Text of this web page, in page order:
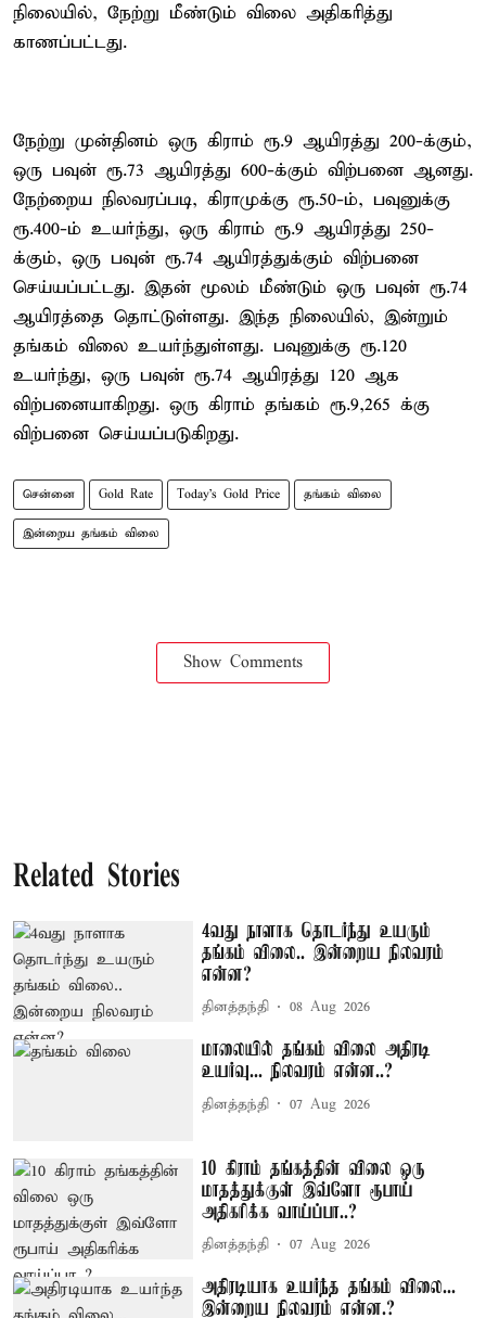
நிலையில், நேற்று மீண்டும் விலை அதிகரித்து
காணப்பட்டது.
நேற்று முன்தினம் ஒரு கிராம் ரூ.9 ஆயிரத்து 200-க்கும்,
ஒரு பவுன் ரூ.73 ஆயிரத்து 600-க்கும் விற்பனை ஆனது.
நேற்றைய நிலவரப்படி, கிராமுக்கு ரூ.50-ம், பவுனுக்கு
ரூ.400-ம் உயர்ந்து, ஒரு கிராம் ரூ.9 ஆயிரத்து 250-
க்கும், ஒரு பவுன் ரூ.74 ஆயிரத்துக்கும் விற்பனை
செய்யப்பட்டது. இதன் மூலம் மீண்டும் ஒரு பவுன் ரூ.74
ஆயிரத்தை தொட்டுள்ளது. இந்த நிலையில், இன்றும்
தங்கம் விலை உயர்ந்துள்ளது. பவுனுக்கு ரூ.120
உயர்ந்து, ஒரு பவுன் ரூ.74 ஆயிரத்து 120 ஆக
விற்பனையாகிறது. ஒரு கிராம் தங்கம் ரூ.9,265 க்கு
விற்பனை செய்யப்படுகிறது.
சென்னை Gold Rate Today's Gold Price தங்கம் விலை
இன்றைய தங்கம் விலை
Show Comments
Related Stories
4வது நாளாக தொடர்ந்து உயரும்
தங்கம் விலை.. இன்றைய நிலவரம்
என்ன?
தினத்தந்தி 08 Aug 2026
மாலையில் தங்கம் விலை அதிரடி
உயர்வு... நிலவரம் என்ன..?
தினத்தந்தி 07 Aug 2026
10 கிராம் தங்கத்தின் விலை ஒரு
மாதத்துக்குள் இவ்ளோ ரூபாய்
அதிகரிக்க வாய்ப்பா..?
தினத்தந்தி 07 Aug 2026
அதிரடியாக உயர்ந்த தங்கம் விலை...
இன்றைய நிலவரம் என்ன.?